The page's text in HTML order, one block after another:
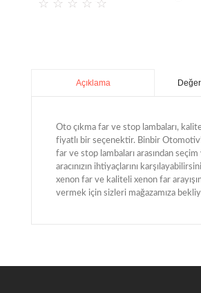
☆ ☆ ☆ ☆ ☆
Açıklama
Oto çıkma far ve stop lambaları,
fiyatlı bir seçenektir. Binbir
far ve stop lambaları arasından seçim
aracınızın ihtiyaçlarını
xenon far ve kaliteli xenon far
vermek için sizleri mağazamıza